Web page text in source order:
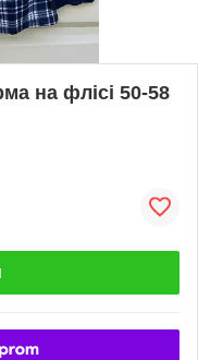
на флісі 50-58